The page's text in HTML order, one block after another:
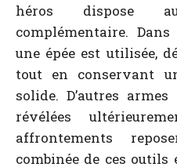
héros dispose
complémentaire.
une épée est utilisée,
tout en conservant
solide. D’autres
révélées
affrontements
combinée de ces